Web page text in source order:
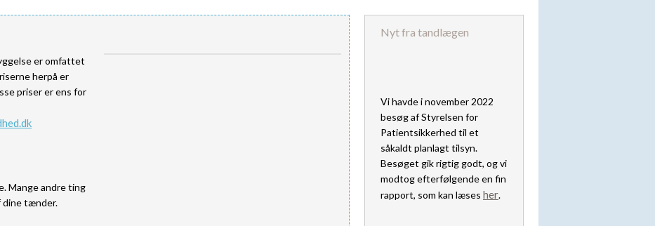
er omfattet
herpå er
priser er ens for
Mange andre ting
dine tænder.
Nyt fra tandlægen
Vi havde i november 2022
besøg af Styrelsen for
Patientsikkerhed til et
såkaldt planlagt tilsyn.
Besøget gik rigtig godt, og vi
modtog efterfølgende en fin
rapport, som kan læses her.